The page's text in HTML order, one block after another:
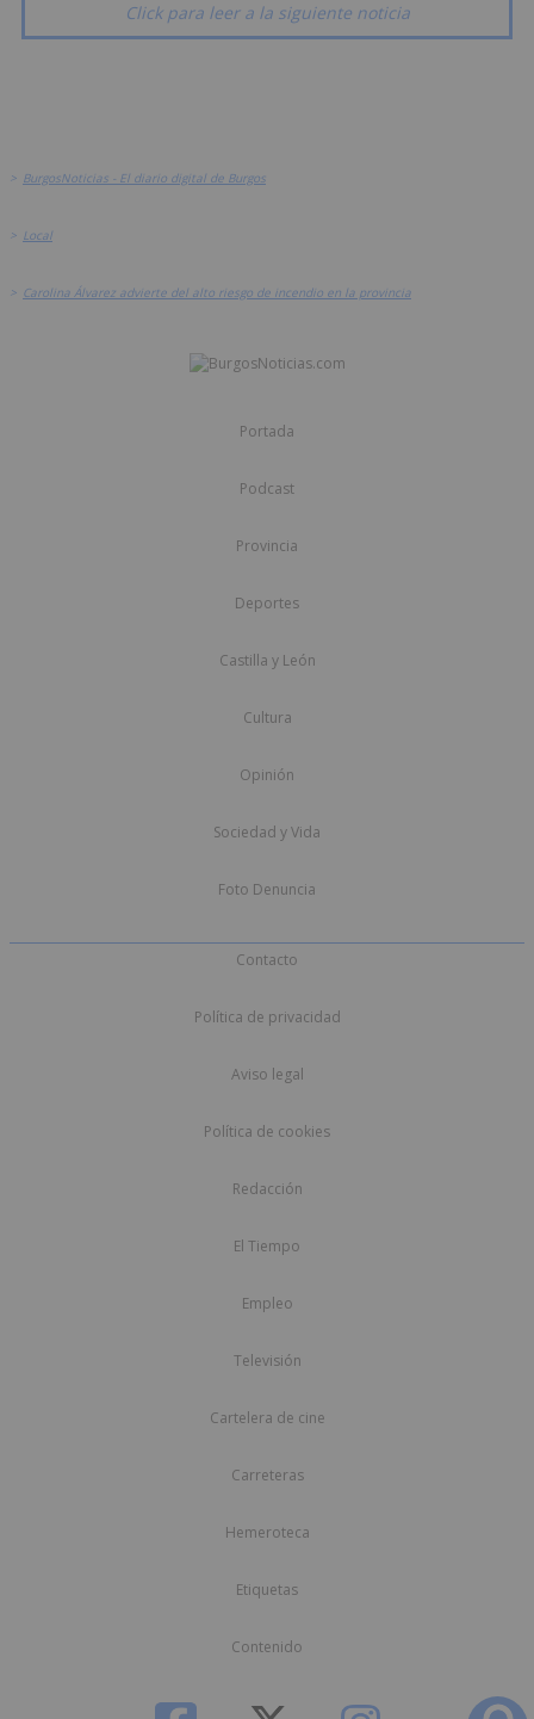
Click para leer a la siguiente noticia
> BurgosNoticias - El diario digital de Burgos
> Local
> Carolina Álvarez advierte del alto riesgo de incendio en la provincia
Portada
Podcast
Provincia
Deportes
Castilla y León
Cultura
Opinión
Sociedad y Vida
Foto Denuncia
Contacto
Política de privacidad
Aviso legal
Política de cookies
Redacción
El Tiempo
Empleo
Televisión
Cartelera de cine
Carreteras
Hemeroteca
Etiquetas
Contenido